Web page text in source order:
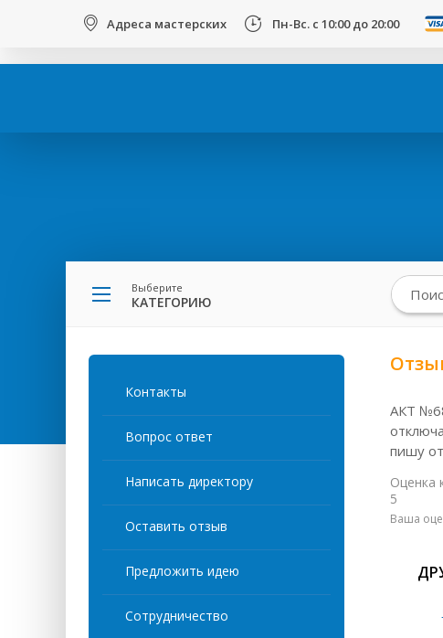
Адреса мастерских Пн-Вс. с 10:00 до 20:00
Выберите
КАТЕГОРИЮ
Контакты
Вопрос ответ
Написать директору
Оставить отзыв
Предложить идею
Сотрудничество
АКТ
пишу
Оценка
5
Ваша